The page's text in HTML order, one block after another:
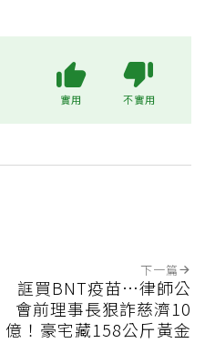
實用 不實用
下一篇
誆買BNT疫苗…律師公
會前理事長狠詐慈濟10
億！豪宅藏158公斤黃金